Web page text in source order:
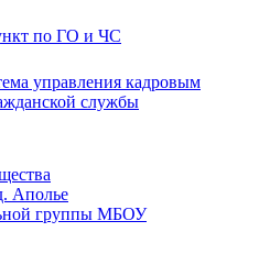
по ГО и ЧС
управления кадровым
службы
Аполье
группы МБОУ